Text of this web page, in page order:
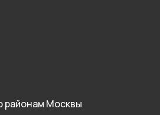
районам Москвы